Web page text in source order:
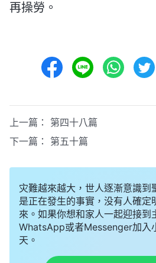
再操勞。
上一篇： 第四十八篇
下一篇： 第五十篇
灾難越來越大，世人逐漸意識到
是正在發生的事實，没有人確定
來。如果你想和家人一起迎接到
WhatsApp或者Messenger加入
天。